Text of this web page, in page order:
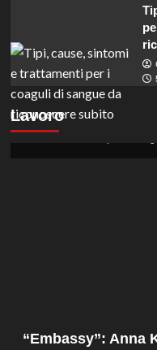
Lavoro
ASPEM Narni
posti a tempo
“Embassy”: Anna